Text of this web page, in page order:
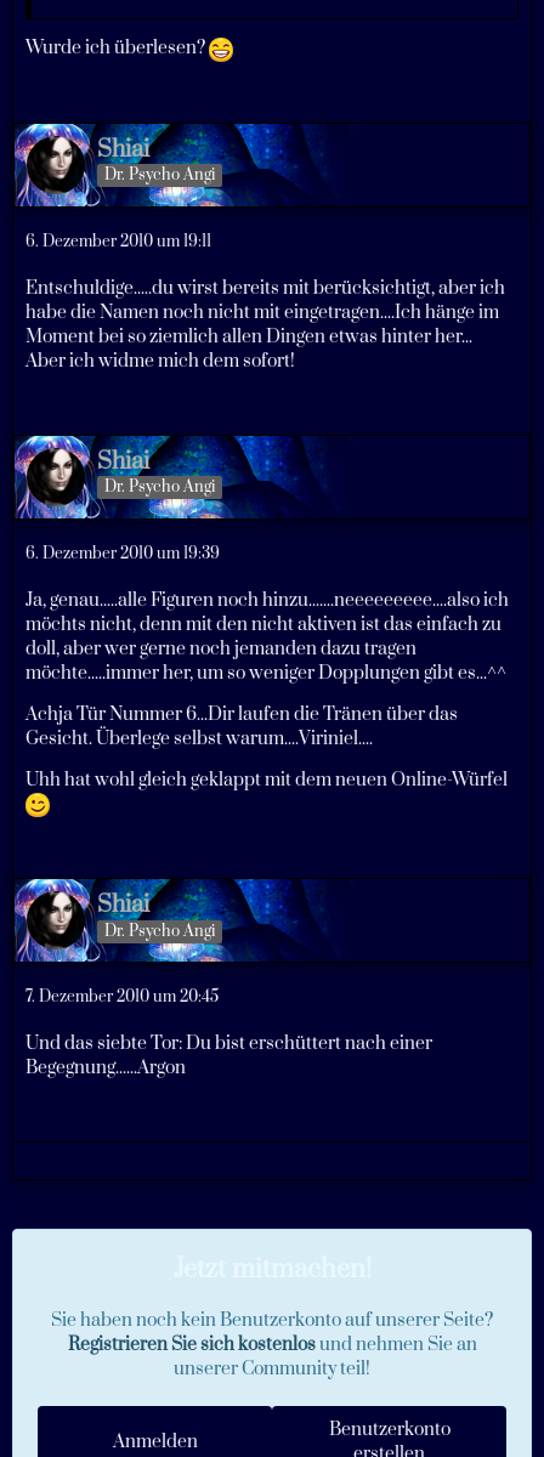
Wurde ich überlesen?
Shiai
Dr. Psycho Angi
6. Dezember 2010 um 19:11
Entschuldige.....du wirst bereits mit berücksichtigt, aber ich
habe die Namen noch nicht mit eingetragen....Ich hänge im
Moment bei so ziemlich allen Dingen etwas hinter her...
Aber ich widme mich dem sofort!
Shiai
Dr. Psycho Angi
6. Dezember 2010 um 19:39
Ja, genau.....alle Figuren noch hinzu.......neeeeeeeee....also ich
möchts nicht, denn mit den nicht aktiven ist das einfach zu
doll, aber wer gerne noch jemanden dazu tragen
möchte.....immer her, um so weniger Dopplungen gibt es...^^
Achja Tür Nummer 6...Dir laufen die Tränen über das
Gesicht. Überlege selbst warum....Viriniel....
Uhh hat wohl gleich geklappt mit dem neuen Online-Würfel
Shiai
Dr. Psycho Angi
7. Dezember 2010 um 20:45
Und das siebte Tor: Du bist erschüttert nach einer
Begegnung......Argon
Sie haben noch kein Benutzerkonto auf unserer Seite?
Registrieren Sie sich kostenlosund nehmen Sie an
unserer Community teil!
Benutzerkonto
Anmelden